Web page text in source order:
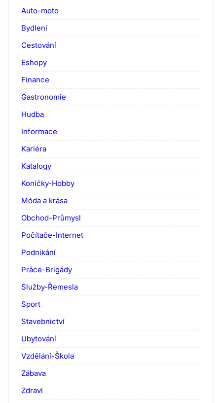
Auto-moto
Bydlení
Cestování
Eshopy
Finance
Gastronomie
Hudba
Informace
Kariéra
Katalogy
Koníčky-Hobby
Móda a krása
Obchod-Průmysl
Počítače-Internet
Podnikání
Práce-Brigády
Služby-Řemesla
Sport
Stavebnictví
Ubytování
Vzdělání-Škola
Zábava
Zdraví